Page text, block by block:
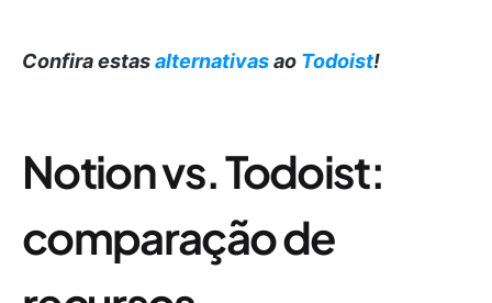
Confira estasalternativasao Todoist!
Notion vs. Todoist:
comparação de